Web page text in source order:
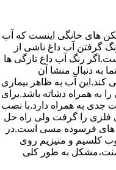
های خانگی اینست که آب
گرفتن آب داغ ناشی از
رنگ آب داغ تازگی ها
به دنبال منشا آن
کند.این آب به ظاهر بیماری
به همراه دشاته باشد.برای
به همراه دارد.با نصب
فلزی را گرفت ولی راه حل
های فرسوده مسی است.در
کلسیم و منیزیم روی
به طور کلی